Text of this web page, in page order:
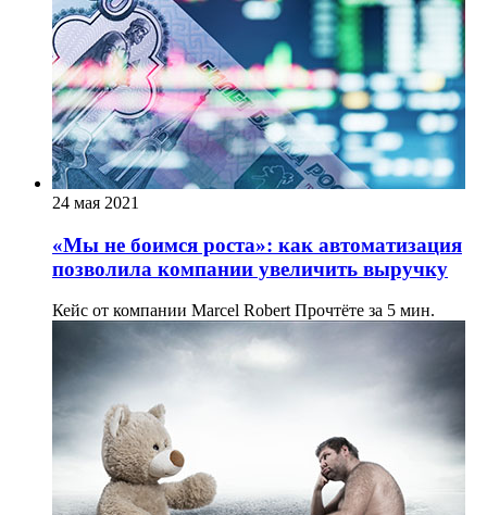
24 мая 2021
«Мы не боимся роста»: как автоматизация
позволила компании увеличить выручку
Кейс от компании Marcel Robert Прочтёте за 5 мин.